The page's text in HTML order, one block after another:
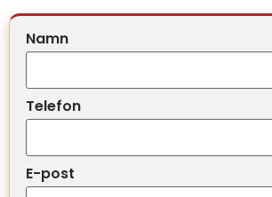
Namn
Telefon
E-post